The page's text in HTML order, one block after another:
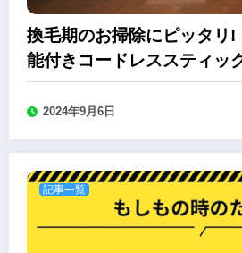
換毛期のお掃除にピッタリ!
能付きコードレススティッ
VC-SL130DS
2024年9月6日
記事一覧